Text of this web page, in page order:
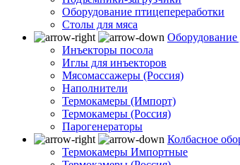
Оборудование птицепереработки
Столы для мяса
Оборудование
Инъекторы посола
Иглы для инъекторов
Мясомассажеры (Россия)
Наполнители
Термокамеры (Импорт)
Термокамеры (Россия)
Парогенераторы
Колбасное
Термокамеры Импортные